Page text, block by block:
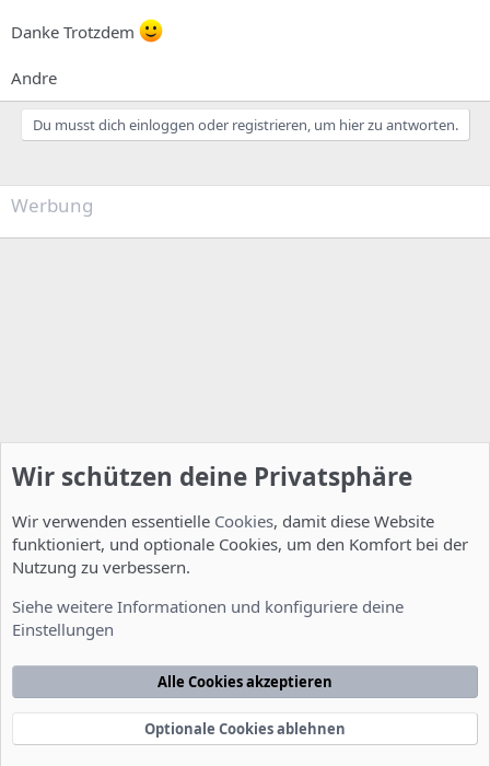
Danke Trotzdem
Andre
Du musst dich einloggen oder registrieren, um hier zu antworten.
Werbung
Nutzungsbedingungen Datenschutzerklärung
Startseite
Community platform by XenForo® © 2010-2022 XenForo Ltd.
xenDach©2010-2014
Wir schützen deine Privatsphäre
Wir verwenden essentielle Cookies, damit diese Website
funktioniert, und optionale Cookies, um den Komfort bei der
Nutzung zu verbessern.
Siehe weitere Informationen und konfiguriere deine
Einstellungen
Alle Cookies akzeptieren
Optionale Cookies ablehnen